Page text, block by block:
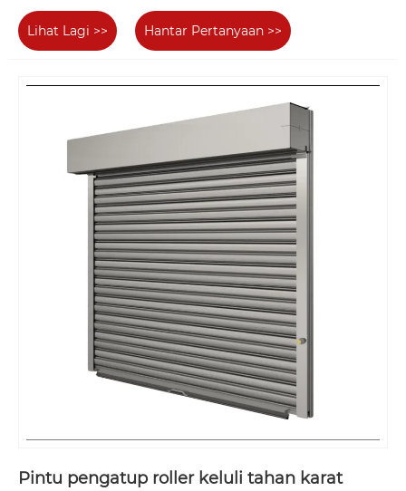
Lihat Lagi >> Hantar Pertanyaan >>
Pintu pengatup roller keluli tahan karat